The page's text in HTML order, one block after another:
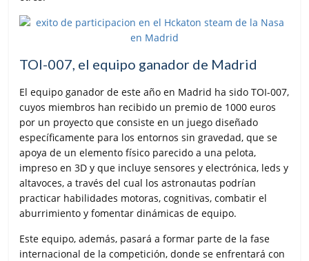
TOI-007, el equipo ganador de Madrid
El equipo ganador de este año en Madrid ha sido TOI-007,
cuyos miembros han recibido un premio de 1000 euros
por un proyecto que consiste en un juego diseñado
específicamente para los entornos sin gravedad, que se
apoya de un elemento físico parecido a una pelota,
impreso en 3D y que incluye sensores y electrónica, leds y
altavoces, a través del cual los astronautas podrían
practicar habilidades motoras, cognitivas, combatir el
aburrimiento y fomentar dinámicas de equipo.
Este equipo, además, pasará a formar parte de la fase
internacional de la competición, donde se enfrentará con